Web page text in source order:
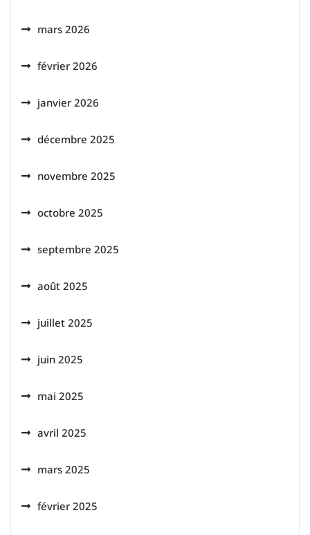
mars 2026
février 2026
janvier 2026
décembre 2025
novembre 2025
octobre 2025
septembre 2025
août 2025
juillet 2025
juin 2025
mai 2025
avril 2025
mars 2025
février 2025